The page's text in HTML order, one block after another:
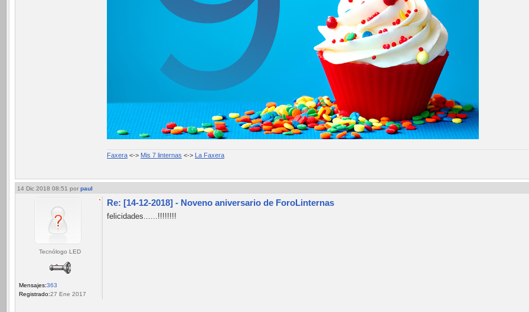
Faxera <-> Mis 7 linternas <-> La Faxera
14 Dic 2018 08:51 por paul
Tecnólogo LED
Mensajes:363
Registrado:27 Ene 2017
Re: [14-12-2018] - Noveno aniversario de ForoLinternas
felicidades......!!!!!!!!